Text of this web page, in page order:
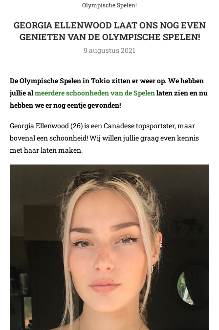
Olympische Spelen!
GEORGIA ELLENWOOD LAAT ONS NOG EVEN
GENIETEN VAN DE OLYMPISCHE SPELEN!
9 augustus 2021
De Olympische Spelen in Tokio zitten er weer op. We hebben
jullie almeerdere schoonheden van de Spelenlaten zien en nu
hebben we er nog eentje gevonden!
Georgia Ellenwood (26) is een Canadese topsportster, maar
bovenal een schoonheid! Wij willen jullie graag even kennis
met haar laten maken.